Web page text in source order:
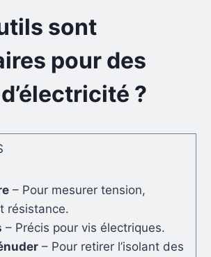
sont
pour des
?
– Pour mesurer tension,
résistance.
– Précis pour vis électriques.
– Pour retirer l’isolant des